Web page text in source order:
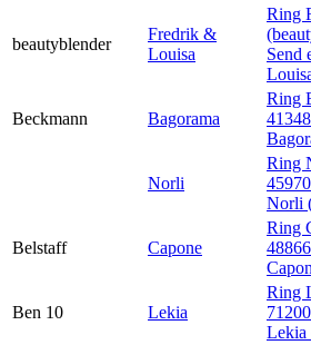
beautyblender
Fredrik &
Louisa
Ring
Send
Beckmann Bagorama
Ring
Norli
Ring
Norli
Belstaff Capone
Ring
Ben 10 Lekia
Ring
Lekia